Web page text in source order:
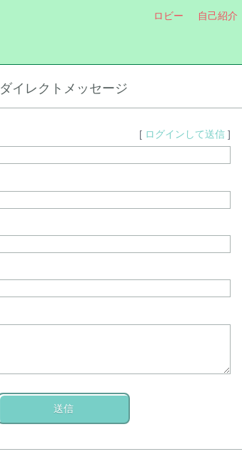
ロビー 自己紹介
ダイレクトメッセージ
[ ログインして送信]
送信